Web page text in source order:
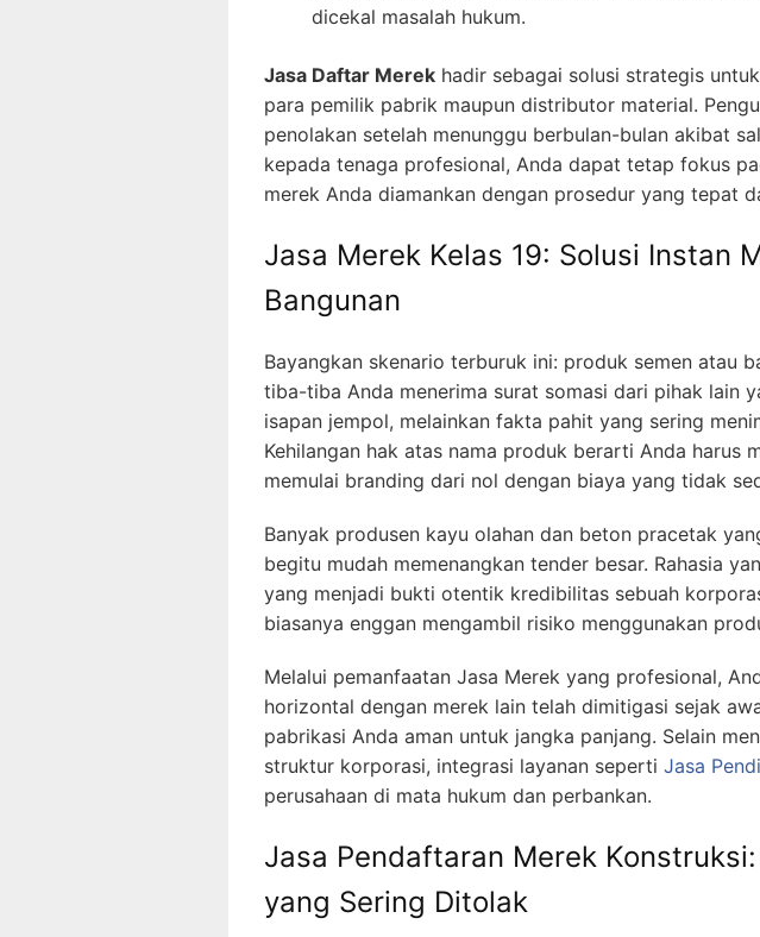
dicekal masalah hukum.
Jasa Daftar Merek hadir sebagai solusi strategis
para pemilik pabrik maupun distributor material.
penolakan setelah menunggu berbulan-bulan akibat
kepada tenaga profesional, Anda dapat tetap fokus
merek Anda diamankan dengan prosedur yang tepat
Jasa Merek Kelas 19: Solusi Instan
Bangunan
Bayangkan skenario terburuk ini: produk semen atau
tiba-tiba Anda menerima surat somasi dari pihak lain
isapan jempol, melainkan fakta pahit yang sering
Kehilangan hak atas nama produk berarti Anda harus
memulai branding dari nol dengan biaya yang tidak
Banyak produsen kayu olahan dan beton pracetak
begitu mudah memenangkan tender besar. Rahasia
yang menjadi bukti otentik kredibilitas sebuah
biasanya enggan mengambil risiko menggunakan
Melalui pemanfaatan Jasa Merek yang profesional,
horizontal dengan merek lain telah dimitigasi sejak
pabrikasi Anda aman untuk jangka panjang. Selain
struktur korporasi, integrasi layanan seperti Jasa
perusahaan di mata hukum dan perbankan.
Jasa Pendaftaran Merek
yang Sering Ditolak